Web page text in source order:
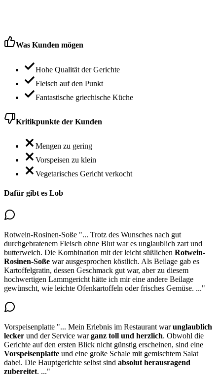
Was Kunden mögen
Hohe Qualität der Gerichte
Fleisch auf den Punkt
Fantastische griechische Küche
Kritikpunkte der Kunden
Mengen zu gering
Vorspeisen zu klein
Vegetarisches Gericht verkocht
Dafür gibt es Lob
Rotwein-Rosinen-Soße "... Trotz des Wunsches nach gut
durchgebratenem Fleisch ohne Blut war es unglaublich zart und
butterweich. Die Kombination mit der leicht süßlichen Rotwein-
Rosinen-Soße war ausgesprochen köstlich. Als Beilage gab es
Kartoffelgratin, dessen Geschmack gut war, aber zu diesem
hochwertigen Lammgericht hätte ich mir eine andere Beilage
gewünscht, wie leichte Ofenkartoffeln oder frisches Gemüse. ..."
Vorspeisenplatte "... Mein Erlebnis im Restaurant warunglaublich
lecker und der Service warganz toll und herzlich. Obwohl die
Gerichte auf den ersten Blick nicht günstig erscheinen, sind eine
Vorspeisenplatte und eine große Schale mit gemischtem Salat
dabei. Die Hauptgerichte selbst sind absolut herausragend
zubereitet. ..."